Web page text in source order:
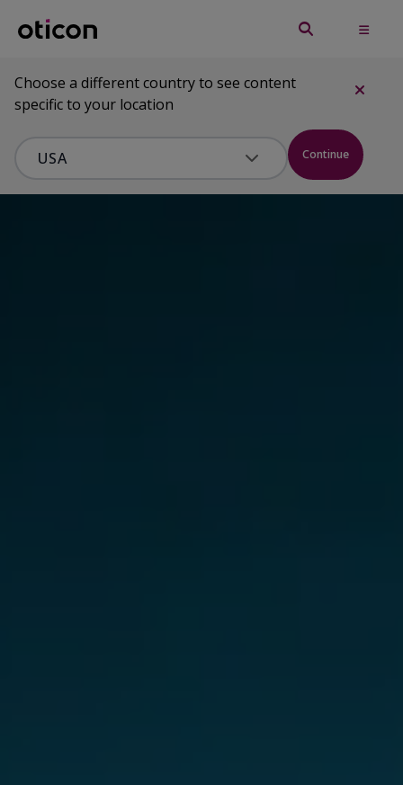
Choose a different country to see content
specific to your location
Continue